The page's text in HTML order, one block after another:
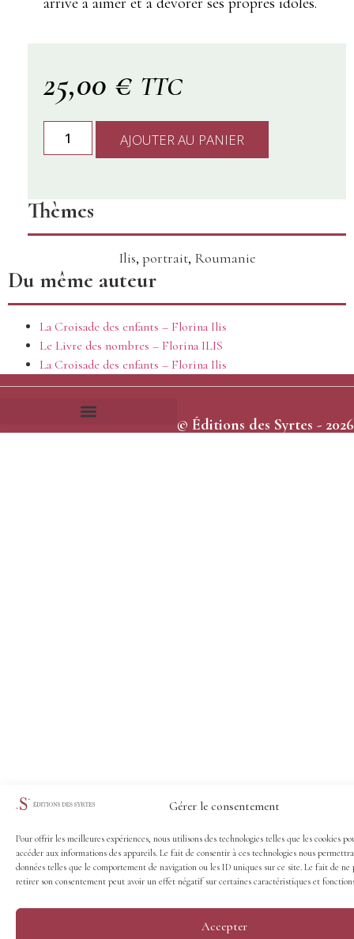
Gérer le consentement
Pour offrir les meilleures expériences, nous utilisons des technologies telles que les cookies
accéder aux informations des appareils. Le fait de consentir à ces technologies nous
données telles que le comportement de navigation ou les ID uniques sur ce site. Le fait de ne
retirer son consentement peut avoir un effet négatif sur certaines caractéristiques et
Accepter
25,00 € TTC
AJOUTER AU PANIER
Thèmes
Ilis, portrait, Roumanie
Du même auteur
La Croisade des enfants – Florina Ilis
Le Livre des nombres – Florina ILIS
La Croisade des enfants – Florina Ilis
© Éditions des Syrtes - 2026